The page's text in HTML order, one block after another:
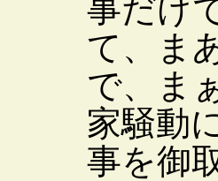
事だけ
て、ま
で、ま
家騒動
事を御